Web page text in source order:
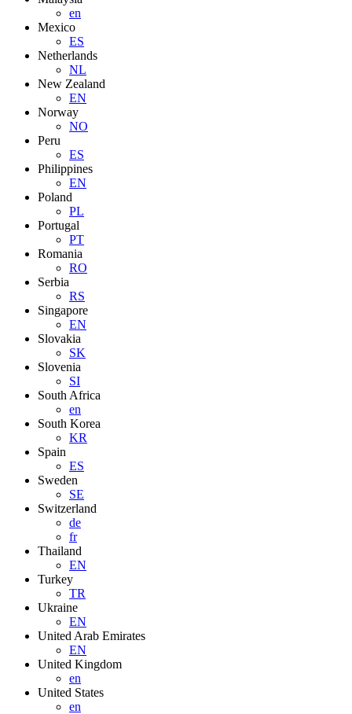
en
Mexico
ES
Netherlands
NL
New Zealand
EN
Norway
NO
Peru
ES
Philippines
EN
Poland
PL
Portugal
PT
Romania
RO
Serbia
RS
Singapore
EN
Slovakia
SK
Slovenia
SI
South Africa
en
South Korea
KR
Spain
ES
Sweden
SE
Switzerland
de
fr
Thailand
EN
Turkey
TR
Ukraine
EN
United Arab Emirates
EN
United Kingdom
en
United States
en